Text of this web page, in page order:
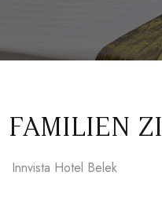
FAMILIEN
Innvista Hotel Belek